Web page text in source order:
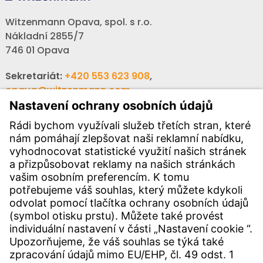
Witzenmann Opava, spol. s r.o.
Nákladní 2855/7
746 01 Opava
Sekretariát: +420 553 623 908,
opava@witzenmann.com
Volná místa:+420 605 990 928
Poptávky:
obchod@witzenmann.com
KONTAKTY
Pobočka
Kontakty